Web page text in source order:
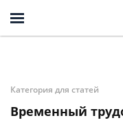
Категория для статей
Временный